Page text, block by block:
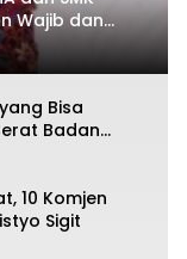
Wajib dan
Bisa
Badan
10 Komjen
Sigit